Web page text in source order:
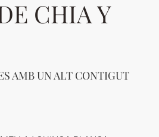
CHIA Y
AMB UN ALT CONTIGUT